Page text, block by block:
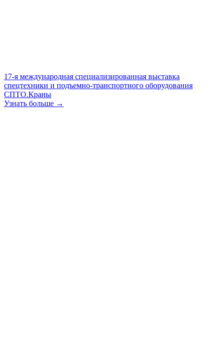
17-я международная специализированная выставка
спецтехники и подъемно-транспортного оборудования
СПТО.Краны
Узнать больше →